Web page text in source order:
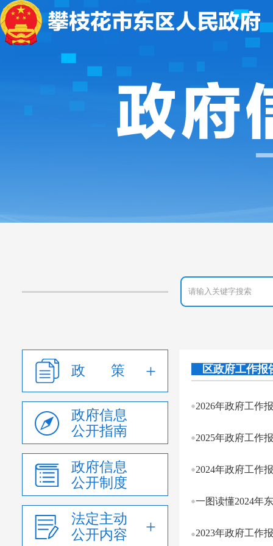
政 策
政府信息
公开指南
政府信息
公开制度
法定主动
公开内容
区政府工作报
2026年政府工作
2025年政府工作
2024年政府工作
一图读懂2024年
2023年政府工作